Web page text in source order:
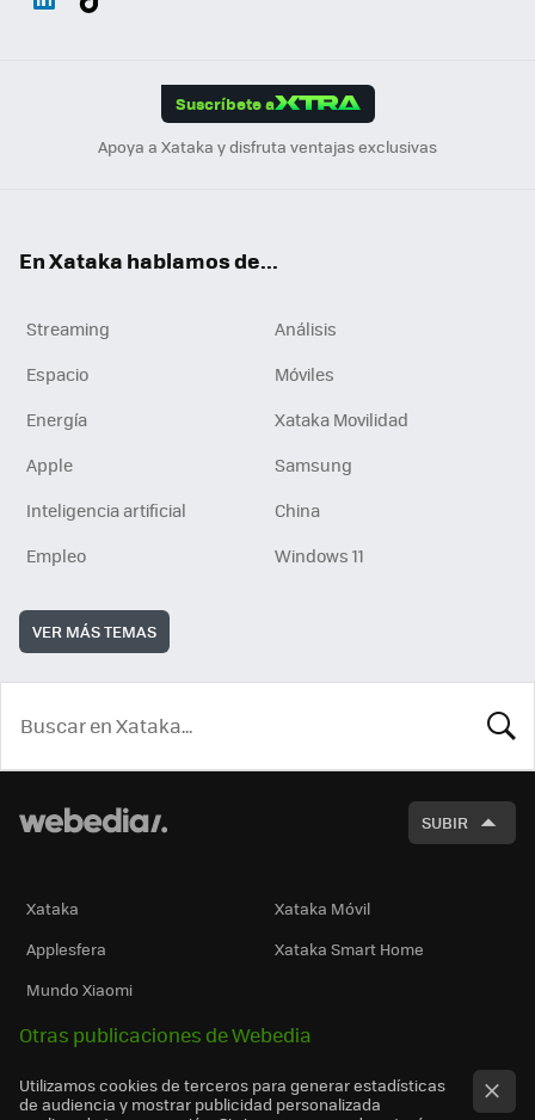
Suscríbete a
Apoya a Xataka y disfruta ventajas exclusivas
En Xataka hablamos de...
Streaming
Análisis
Espacio
Móviles
Energía
Xataka Movilidad
Apple
Samsung
Inteligencia artificial
China
Empleo
Windows 11
VER MÁS TEMAS
SUBIR
Xataka
Xataka Móvil
Applesfera
Xataka Smart Home
Mundo Xiaomi
Otras publicaciones de Webedia
Utilizamos cookies de terceros para generar estadísticas
de audiencia y mostrar publicidad personalizada